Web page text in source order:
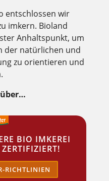
entschlossen wir
imkern. Bioland
Anhaltspunkt, um
der natürlichen und
zu orientieren und
BIO IMKEREI
RICHTLINIEN